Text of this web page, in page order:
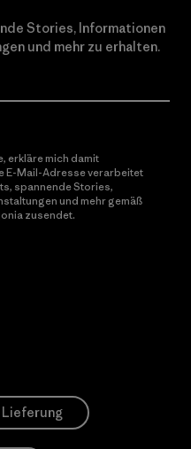
Stories, Informationen
und mehr zu erhalten.
erkläre mich damit
E-Mail-Adresse verarbeitet
spannende Stories,
und mehr gemäß
zusendet.
Lieferung